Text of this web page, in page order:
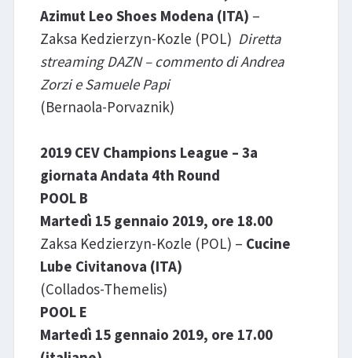
Azimut Leo Shoes Modena (ITA) –
Zaksa Kedzierzyn-Kozle (POL) Diretta
streaming DAZN – commento di Andrea
Zorzi e Samuele Papi
(Bernaola-Porvaznik)
2019 CEV Champions League – 3a
giornata Andata 4th Round
POOL B
Martedì 15 gennaio 2019, ore 18.00
Zaksa Kedzierzyn-Kozle (POL) – Cucine
Lube Civitanova (ITA)
(Collados-Themelis)
POOL E
Martedì 15 gennaio 2019, ore 17.00